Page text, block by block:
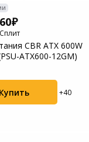
CBR ATX 600W
ATX600-12GM)
Купить +40